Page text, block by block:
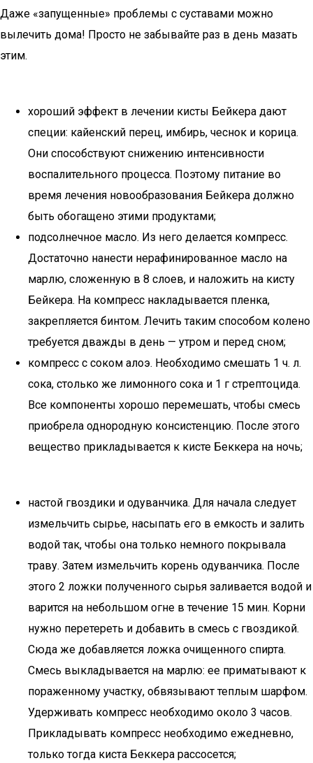
Даже «запущенные» проблемы с суставами можно
вылечить дома! Просто не забывайте раз в день мазать
этим.
хороший эффект в лечении кисты Бейкера дают
специи: кайенский перец, имбирь, чеснок и корица.
Они способствуют снижению интенсивности
воспалительного процесса. Поэтому питание во
время лечения новообразования Бейкера должно
быть обогащено этими продуктами;
подсолнечное масло. Из него делается компресс.
Достаточно нанести нерафинированное масло на
марлю, сложенную в 8 слоев, и наложить на кисту
Бейкера. На компресс накладывается пленка,
закрепляется бинтом. Лечить таким способом колено
требуется дважды в день — утром и перед сном;
компресс с соком алоэ. Необходимо смешать 1 ч. л.
сока, столько же лимонного сока и 1 г стрептоцида.
Все компоненты хорошо перемешать, чтобы смесь
приобрела однородную консистенцию. После этого
вещество прикладывается к кисте Беккера на ночь;
настой гвоздики и одуванчика. Для начала следует
измельчить сырье, насыпать его в емкость и залить
водой так, чтобы она только немного покрывала
траву. Затем измельчить корень одуванчика. После
этого 2 ложки полученного сырья заливается водой и
варится на небольшом огне в течение 15 мин. Корни
нужно перетереть и добавить в смесь с гвоздикой.
Сюда же добавляется ложка очищенного спирта.
Смесь выкладывается на марлю: ее приматывают к
пораженному участку, обвязывают теплым шарфом.
Удерживать компресс необходимо около 3 часов.
Прикладывать компресс необходимо ежедневно,
только тогда киста Беккера рассосется;